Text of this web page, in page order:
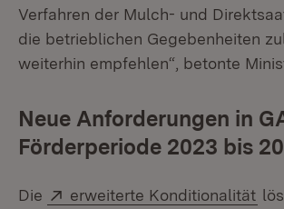
Verfahren der Mulch- und
die betrieblichen Gegebenheiten
weiterhin empfehlen“, betonte
Neue Anforderungen in
Förderperiode 2023 bis
Die Extern:
erweiterte Konditionalität